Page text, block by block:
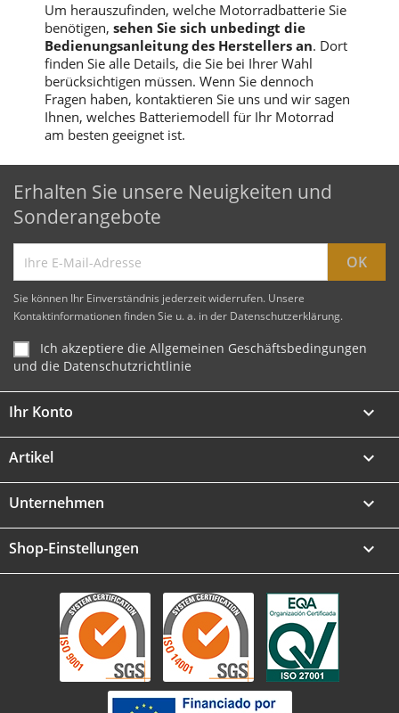
Um herauszufinden, welche Motorradbatterie Sie
benötigen, sehen Sie sich unbedingt die
Bedienungsanleitung des Herstellers an. Dort
finden Sie alle Details, die Sie bei Ihrer Wahl
berücksichtigen müssen. Wenn Sie dennoch
Fragen haben, kontaktieren Sie uns und wir sagen
Ihnen, welches Batteriemodell für Ihr Motorrad
am besten geeignet ist.
Erhalten Sie unsere Neuigkeiten und
Sonderangebote
Sie können Ihr Einverständnis jederzeit widerrufen. Unsere
Kontaktinformationen finden Sie u. a. in der Datenschutzerklärung.
Ich akzeptiere die Allgemeinen Geschäftsbedingungen
und die Datenschutzrichtlinie
Ihr Konto 
Artikel 
Unternehmen 
Shop-Einstellungen keyboard_arrow_down